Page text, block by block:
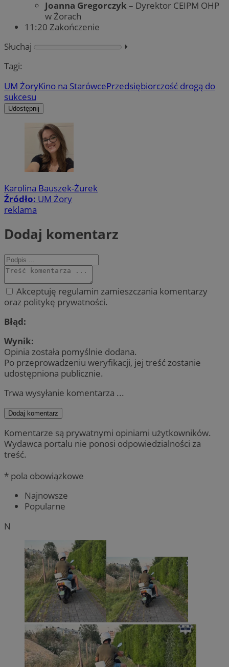
Joanna Gregorczyk – Dyrektor CEIPM OHP
w Żorach
11:20 Zakończenie
Słuchaj
⏵︎
Tagi:
UM ŻoryKino na StarówcePrzedsiębiorczość drogą do
sukcesu
Udostępnij
Karolina Bauszek-Żurek
Źródło: UM Żory
reklama
Dodaj komentarz
Akceptuję regulamin zamieszczania komentarzy
oraz politykę prywatności.
Błąd:
Wynik:
Opinia została pomyślnie dodana.
Po przeprowadzeniu weryfikacji, jej treść zostanie
udostępniona publicznie.
Trwa wysyłanie komentarza ...
Dodaj komentarz
Komentarze są prywatnymi opiniami użytkowników.
Wydawca portalu nie ponosi odpowiedzialności za
treść.
* pola obowiązkowe
Najnowsze
Popularne
N